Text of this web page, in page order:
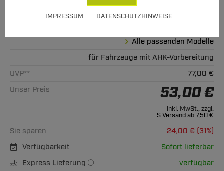
IMPRESSUM DATENSCHUTZHINWEISE10.2019 - jetzt
Alle passenden Modelle
für Fahrzeuge mit AHK-Vorbereitung
UVP**
77,00 €
Unser Preis
53,00 €
inkl. MwSt., zzgl.
S Versand ab 7,50 €
Sie sparen
24,00 € (31%)
Verfügbarkeit
Sofort lieferbar
Express Lieferung
verfügbar